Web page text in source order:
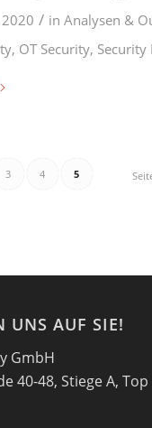
/ inAnalysen &
, OT Security, Security
3 4 5
UNS AUF SIE!
GmbH
40-48, Stiege A, Top